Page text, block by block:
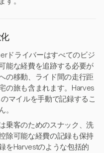
ドライバーはすべてのビジ
能な経費を追跡する必要が
の移動、ライド間の走行距
の旅も含まれます。Harves
マイルを手動で記録するこ
。
乗客のためのスナック、洗
除可能な経費の記録も保持
をHarvestのような包括的